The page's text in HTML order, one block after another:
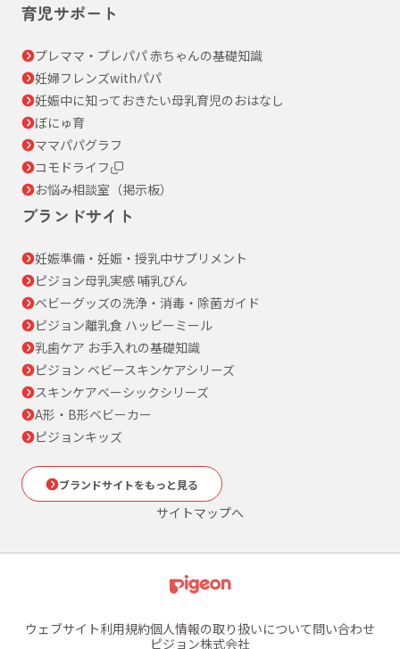
育児サポート
プレママ・プレパパ 赤ちゃんの基礎知識
妊婦フレンズwithパパ
妊娠中に知っておきたい母乳育児のおはなし
ぼにゅ育
ママパパグラフ
コモドライフ
お悩み相談室（掲示板）
ブランドサイト
妊娠準備・妊娠・授乳中サプリメント
ピジョン母乳実感 哺乳びん
ベビーグッズの洗浄・消毒・除菌ガイド
ピジョン離乳食 ハッピーミール
乳歯ケア お手入れの基礎知識
ピジョン ベビースキンケアシリーズ
スキンケアベーシックシリーズ
A形・B形ベビーカー
ピジョンキッズ
ブランドサイトをもっと見る
サイトマップへ
ウェブサイト利用規約個人情報の取り扱いについて問い合わせ
ピジョン株式会社